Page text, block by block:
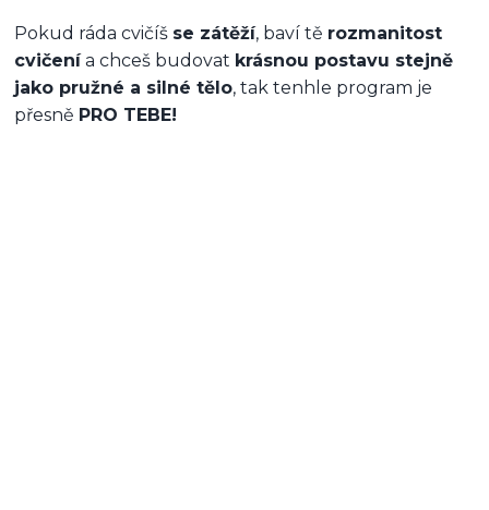
Pokud ráda cvičíš se zátěží, baví tě rozmanitost
cvičenía chceš budovat krásnou postavu stejně
jako pružné a silné tělo, tak tenhle program je
přesně PRO TEBE!